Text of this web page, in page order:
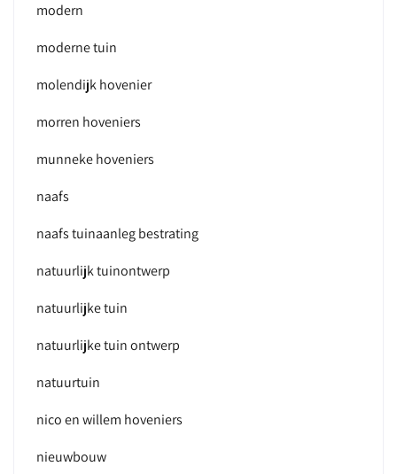
modern
moderne tuin
molendijk hovenier
morren hoveniers
munneke hoveniers
naafs
naafs tuinaanleg bestrating
natuurlijk tuinontwerp
natuurlijke tuin
natuurlijke tuin ontwerp
natuurtuin
nico en willem hoveniers
nieuwbouw